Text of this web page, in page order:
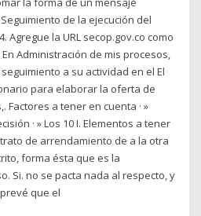
de la ejecución del
Agregue la URL secop.gov.co como
Administración de mis procesos,
a su actividad en el El
para elaborar la oferta de
Factores a tener en cuenta · »
· » Los 10 I. Elementos a tener
de arrendamiento de a la otra
forma ésta que es la
Si. no se pacta nada al respecto, y
que el